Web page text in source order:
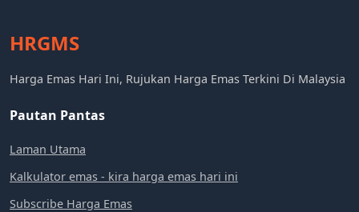
HRGMS
Harga Emas Hari Ini, Rujukan Harga Emas Terkini Di Malaysia
Pautan Pantas
Laman Utama
Kalkulator emas - kira harga emas hari ini
Subscribe Harga Emas